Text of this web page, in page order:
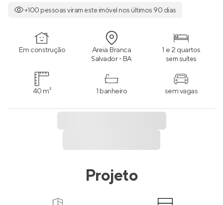
+100 pessoas viram este imóvel nos últimos 90 dias
Em construção Areia Branca
Salvador - BA
1 e 2 quartos
sem suítes
40 m² 1 banheiro sem vagas
Projeto